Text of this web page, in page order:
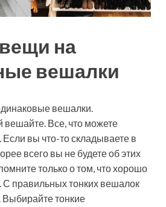
на
вешалки
вешалки.
Все, что можете
вы что-то складываете в
всего вы не будете об этих
только о том, что хорошо
С правильных тонких вешалок
Выбирайте тонкие